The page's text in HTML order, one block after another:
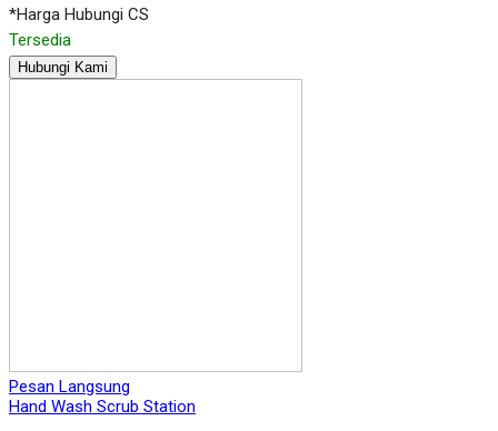
*Harga Hubungi CS
Tersedia
Hubungi Kami
Pesan Langsung
Hand Wash Scrub Station